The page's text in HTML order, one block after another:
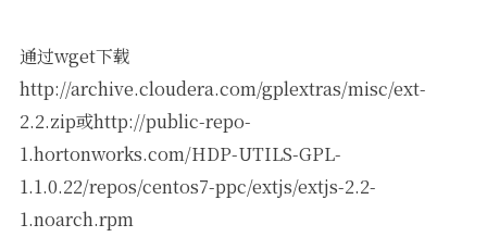
通过wget下载
http://archive.cloudera.com/gplextras/misc/ext-
2.2.zip或http://public-repo-
1.hortonworks.com/HDP-UTILS-GPL-
1.1.0.22/repos/centos7-ppc/extjs/extjs-2.2-
1.noarch.rpm